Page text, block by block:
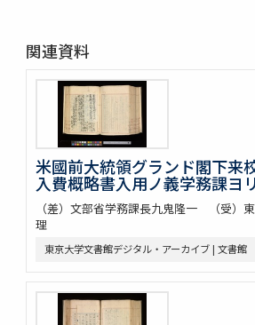
関連資料
米國前大統領グランド閣下来
入費概略書入用ノ義学務課ヨ
（差）文部省学務課長九鬼隆一 （受）
理
東京大学文書館デジタル・アーカイブ | 文書館